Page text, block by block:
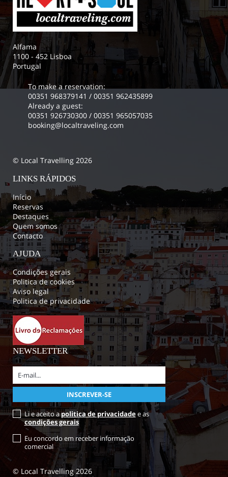
Alfama
1100 - 452 Lisboa
Portugal
To make a reservation:
00351 968379141 / 00351 962435899
Already a guest:
00351 926730300 / 00351 965057035
booking@localtraveling.com
© Local Travelling 2026
LINKS RÁPIDOS
Início
Reservas
Destaques
Quem somos
Contacto
AJUDA
Condições gerais
Politica de cookies
Aviso legal
Politica de privacidade
NEWSLETTER
Li e aceito apolitica de privacidadee as
condições gerais
Eu concordo em receber informação
comercial
© Local Travelling 2026